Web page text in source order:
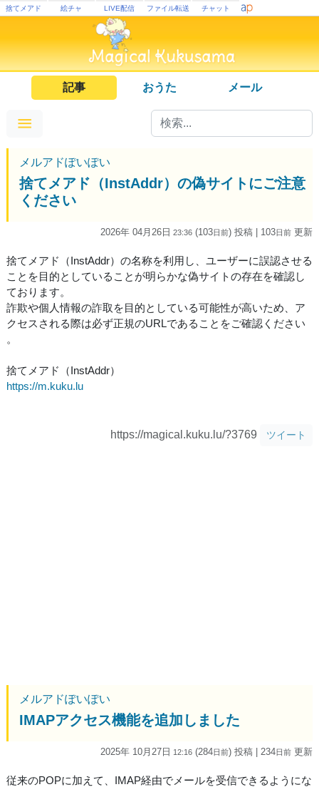
捨てメアド 絵チャ LIVE配信 ファイル転送 チャット
記事 おうた メール
メルアドぽいぽい
捨てメアド（InstAddr）の偽サイトにご注意
ください
2026年 04月26日 23:36 (103日前) 投稿 | 103日前 更新
捨てメアド（InstAddr）の名称を利用し、ユーザーに誤認させる
ことを目的としていることが明らかな偽サイトの存在を確認し
ております。
詐欺や個人情報の詐取を目的としている可能性が高いため、ア
クセスされる際は必ず正規のURLであることをご確認ください
。
捨てメアド（InstAddr）
https://m.kuku.lu
https://magical.kuku.lu/?3769 ツイート
メルアドぽいぽい
IMAPアクセス機能を追加しました
2025年 10月27日 12:16 (284日前) 投稿 | 234日前 更新
従来のPOPに加えて、IMAP経由でメールを受信できるようにな